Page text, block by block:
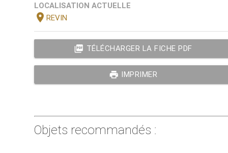
LOCALISATION ACTUELLE
location_onREVIN
picture_as_pdf TÉLÉCHARGER LA FICHE PDF
print IMPRIMER
Objets recommandés :